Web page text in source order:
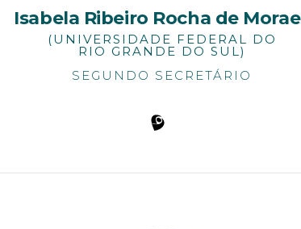
Isabela Ribeiro Rocha de
(UNIVERSIDADE FEDERAL DO
RIO GRANDE DO SUL)
SEGUNDO SECRETÁRIO